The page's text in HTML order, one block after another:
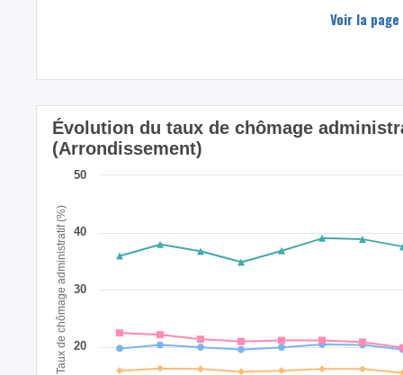
Voir la
Taux de chômage administratif (%)
Évolution du taux de chômage
(Arrondissement)
20
30
40
50